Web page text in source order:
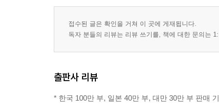
접수된 글은 확인을 거쳐 이 곳에 게재됩니다.
독자 분들의 리뷰는 리뷰 쓰기를, 책에 대한 문의는
출판사 리뷰
* 한국 100만 부, 일본 40만 부, 대만 30만 부 판매